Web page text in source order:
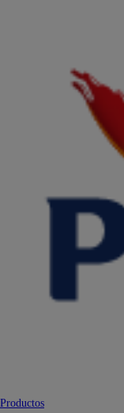
Productos